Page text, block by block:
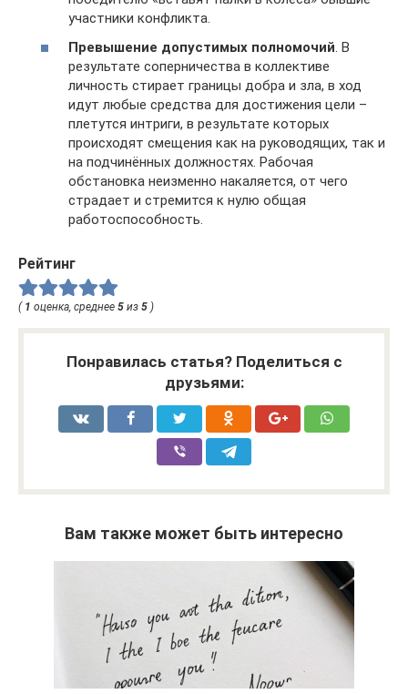
участники конфликта.
Превышение допустимых полномочий. В
результате соперничества в коллективе
личность стирает границы добра и зла, в ход
идут любые средства для достижения цели –
плетутся интриги, в результате которых
происходят смещения как на руководящих, так и
на подчинённых должностях. Рабочая
обстановка неизменно накаляется, от чего
страдает и стремится к нулю общая
работоспособность.
Рейтинг
( 1 оценка, среднее 5 из 5 )
Понравилась статья? Поделиться с
друзьями:
Вам также может быть интересно